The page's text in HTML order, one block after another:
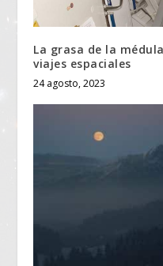
La grasa de la
viajes espaciales
24 agosto, 2023